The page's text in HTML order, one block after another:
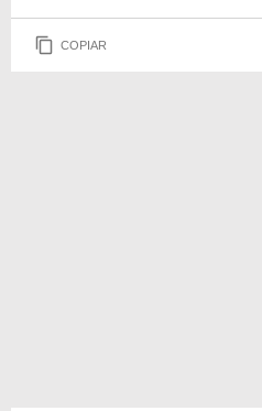
COPIAR